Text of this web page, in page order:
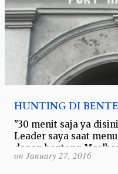
HUNTING DI
"30 menit saja ya
Leader saya saat
depan benteng
lirik-lirikan sambil
on January 27, 2016